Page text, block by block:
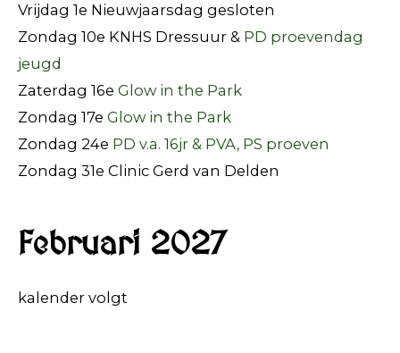
Vrijdag 1e Nieuwjaarsdag gesloten
Zondag 10e KNHS Dressuur & PD proevendag
jeugd
Zaterdag 16e Glow in the Park
Zondag 17e Glow in the Park
Zondag 24e PD v.a. 16jr & PVA, PS proeven
Zondag 31e Clinic Gerd van Delden
Februari 2027
kalender volgt